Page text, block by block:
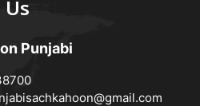
Punjabi